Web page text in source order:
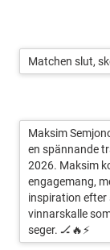
Matchen slut,
Maksim
en spännande
2026. Maksim
engagemang,
inspiration efter
vinnarskalle
seger. 🏒🔥⚡